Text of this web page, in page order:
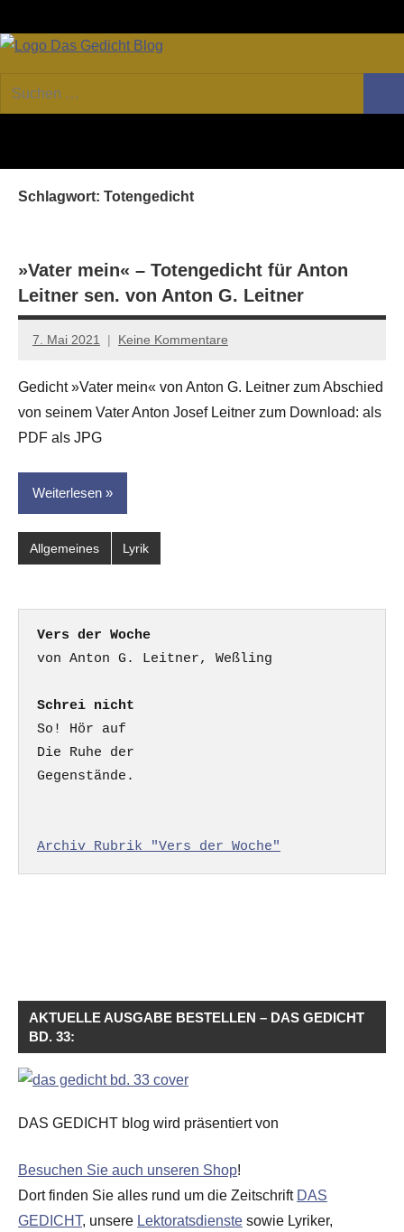
Inhalt
GEDICHT
Forum
von
Kritik
Suchen
nach:
Schlagwort: Totengedicht
»Vater mein« – Totengedicht für Anton
Leitner sen. von Anton G. Leitner
7. Mai 2021
Jan-
Hornauer
für
dasgedichtblog
Keine Kommentare
Gedicht »Vater mein« von Anton G. Leitner zum Abschied
von seinem Vater Anton Josef Leitner zum Download: als
PDF als JPG
Weiterlesen
Allgemeines Lyrik
Vers der Woche
Schrei nicht
So! Hör auf
Die Ruhe der
Gegenstände.
Archiv Rubrik "Vers der Woche"
AKTUELLE AUSGABE BESTELLEN – DAS GEDICHT
BD. 33:
DAS GEDICHT blog wird präsentiert von
Besuchen Sie auch unseren Shop!
Dort finden Sie alles rund um die Zeitschrift DAS
GEDICHT, unsere Lektoratsdienste sowie Lyriker,